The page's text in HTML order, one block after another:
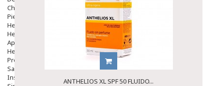
Chicles
Piel
Herpes Y Hongos
Heridas Y úlceras
Aparato Genital
Hemorroides
Protectores Y Emolientes
Salud
Insomnio
ANTHELIOS XL SPF 50 FLUIDO...